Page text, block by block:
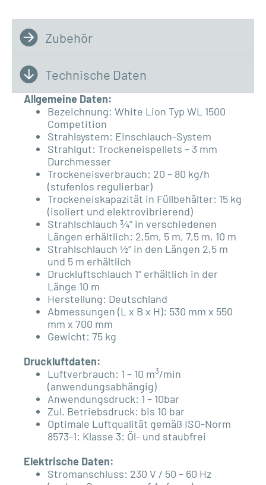
Zubehör
Technische Daten
Allgemeine Daten:
Bezeichnung: White Lion Typ WL 1500
Competition
Strahlsystem: Einschlauch-System
Strahlgut: Trockeneispellets – 3 mm
Durchmesser
Trockeneisverbrauch: 20 – 80 kg/h
(stufenlos regulierbar)
Trockeneiskapazität in Füllbehälter: 15 kg
(isoliert und elektrovibrierend)
Strahlschlauch ¾“ in verschiedenen
Längen erhältlich: 2,5m, 5 m, 7,5 m, 10 m
Strahlschlauch ½“ in den Längen 2,5 m
und 5 m erhältlich
Druckluftschlauch 1“ erhältlich in der
Länge 10 m
Herstellung: Deutschland
Abmessungen (L x B x H): 530 mm x 550
mm x 700 mm
Gewicht: 75 kg
Druckluftdaten:
Luftverbrauch: 1 – 10 m3/min
(anwendungsabhängig)
Anwendungsdruck: 1 – 10bar
Zul. Betriebsdruck: bis 10 bar
Optimale Luftqualität gemäß ISO-Norm
8573-1: Klasse 3: Öl- und staubfrei
Elektrische Daten:
Stromanschluss: 230 V / 50 – 60 Hz